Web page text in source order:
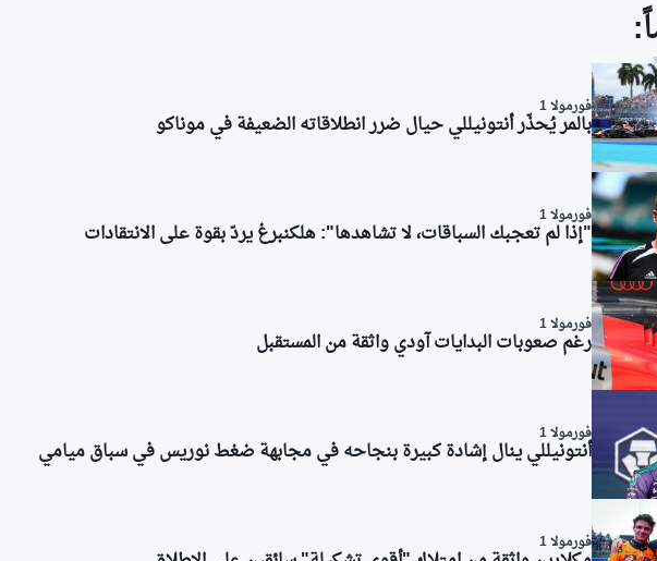
فورمولا 1
بالمر يُحذّر أنتونيللي حيال ضرر انطلاقاته الضعيفة في موناكو
فورمولا 1
"إذا لم تعجبك السباقات، لا تشاهدها": هلكنبرغ يردّ بقوة على الانتقادات
فورمولا 1
رغم صعوبات البدايات آودي واثقة من المستقبل
فورمولا 1
أنتونيللي ينال إشادة كبيرة بنجاحه في مجابهة ضغط نوريس في سباق ميامي
فورمولا 1